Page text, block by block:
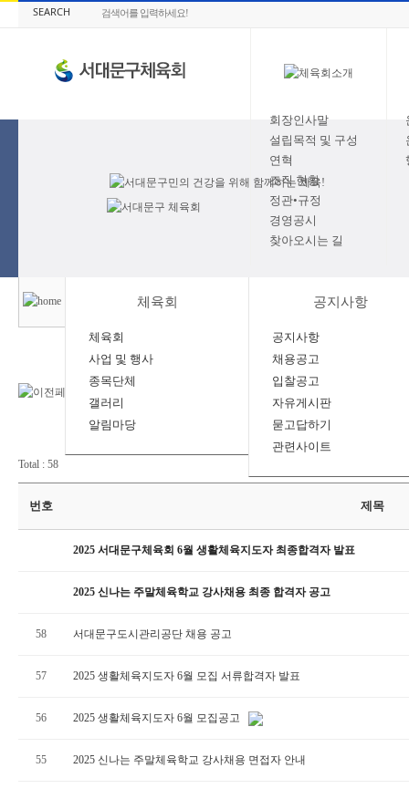
SEARCH
회장인사말
설립목적 및 구성
연혁
조직 현황
정관•규정
경영공시
찾아오시는 길
체육회
체육회
사업 및 행사
종목단체
갤러리
알림마당
공지사항
공지사항
채용공고
입찰공고
자유게시판
묻고답하기
관련사이트
Total : 58
번호 제목
2025 서대문구체육회 6월 생활체육지도자 최종합격자 발표
2025 신나는 주말체육학교 강사채용 최종 합격자 공고
58 서대문구도시관리공단 채용 공고
57 2025 생활체육지도자 6월 모집 서류합격자 발표
56 2025 생활체육지도자 6월 모집공고
55 2025 신나는 주말체육학교 강사채용 면접자 안내